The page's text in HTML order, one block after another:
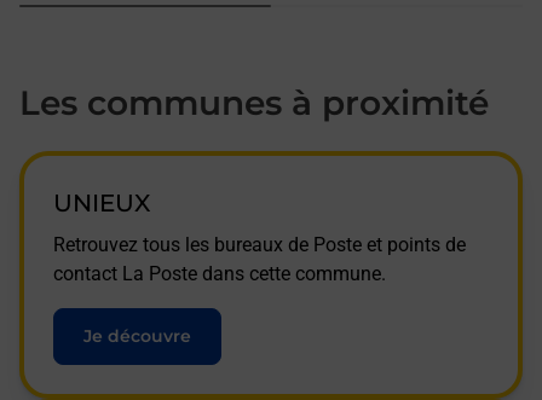
Les communes à proximité
UNIEUX
Retrouvez tous les bureaux de Poste et points de
contact La Poste dans cette commune.
Je découvre